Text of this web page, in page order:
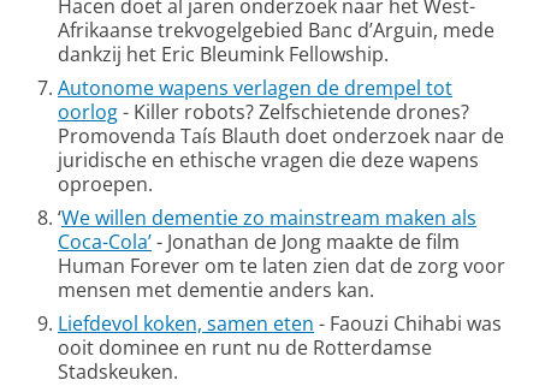
Hacen doet al jaren onderzoek naar het West-
Afrikaanse trekvogelgebied Banc d’Arguin, mede
dankzij het Eric Bleumink Fellowship.
Autonome wapens verlagen de drempel tot
oorlog- Killer robots? Zelfschietende drones?
Promovenda Taís Blauth doet onderzoek naar de
juridische en ethische vragen die deze wapens
oproepen.
‘We willen dementie zo mainstream maken als
Coca-Cola’- Jonathan de Jong maakte de film
Human Forever om te laten zien dat de zorg voor
mensen met dementie anders kan.
Liefdevol koken, samen eten - Faouzi Chihabi was
ooit dominee en runt nu de Rotterdamse
Stadskeuken.